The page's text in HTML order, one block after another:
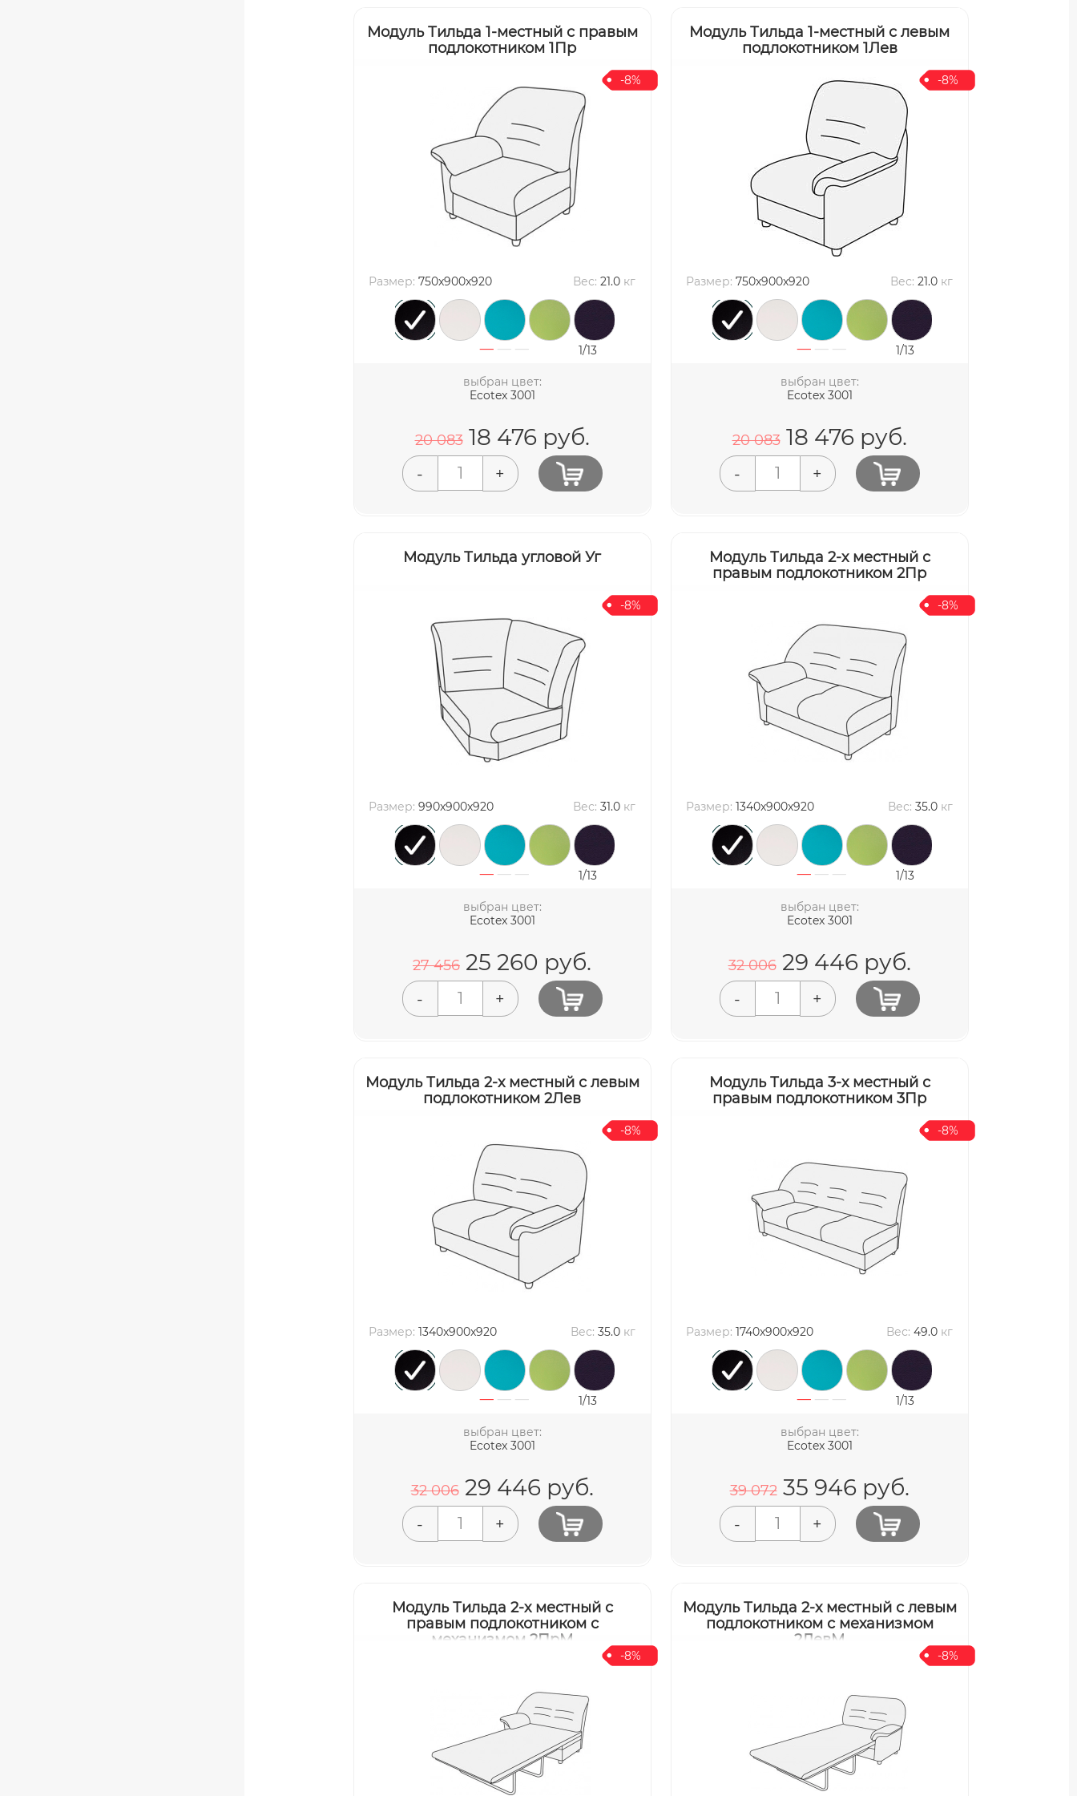
Модуль Тильда 1-местный с правым
подлокотником 1Пр
-8%
Размер: 750x900x920 Вес: 21.0 кг
1/13
выбран цвет:
Ecotex 3001
20 083 18 476руб.
- +
Модуль Тильда 1-местный с левым
подлокотником 1Лев
-8%
Размер: 750x900x920 Вес: 21.0 кг
1/13
выбран цвет:
Ecotex 3001
20 083 18 476руб.
- +
Модуль Тильда угловой Уг
-8%
Размер: 990x900x920 Вес: 31.0 кг
1/13
выбран цвет:
Ecotex 3001
27 456 25 260 руб.
- +
Модуль Тильда 2-х местный с
правым подлокотником 2Пр
-8%
Размер: 1340x900x920 Вес: 35.0 кг
1/13
выбран цвет:
Ecotex 3001
32 006 29 446руб.
- +
Модуль Тильда 2-х местный с левым
подлокотником 2Лев
-8%
Размер: 1340x900x920 Вес: 35.0 кг
1/13
выбран цвет:
Ecotex 3001
32 006 29 446руб.
- +
Модуль Тильда 3-х местный с
правым подлокотником 3Пр
-8%
Размер: 1740x900x920 Вес: 49.0 кг
1/13
выбран цвет:
Ecotex 3001
39 072 35 946руб.
- +
Модуль Тильда 2-х местный с
правым подлокотником с
механизмом 2ПрМ
-8%
Модуль Тильда 2-х местный с левым
подлокотником с механизмом
2ЛевМ
-8%